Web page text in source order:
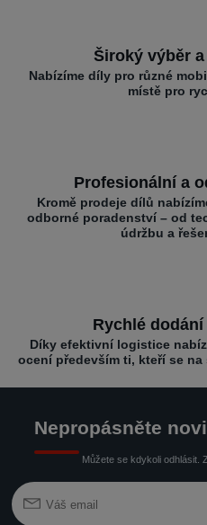
Široký výběr
Nabízíme díly pro různé
místě pro
Profesionální a
Kromě prodeje dílů
odborné poradenství – od
údržbu a
Rychlé
Díky efektivní logistice
ocení především ti, kteří se
Nepropásněte
Můžete se kdykoli odhlásit.